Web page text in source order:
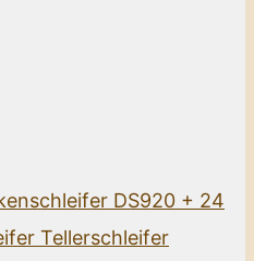
DS920 + 24
Tellerschleifer